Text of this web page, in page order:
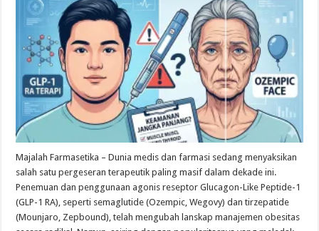
Majalah Farmasetika – Dunia medis dan farmasi sedang menyaksikan
salah satu pergeseran terapeutik paling masif dalam dekade ini.
Penemuan dan penggunaan agonis reseptor Glucagon-Like Peptide-1
(GLP-1 RA), seperti semaglutide (Ozempic, Wegovy) dan tirzepatide
(Mounjaro, Zepbound), telah mengubah lanskap manajemen obesitas